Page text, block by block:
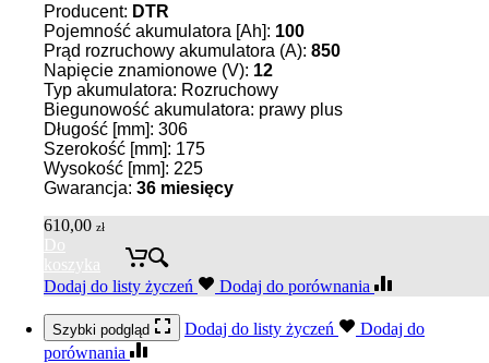
Producent: DTR
Pojemność akumulatora [Ah]: 100
Prąd rozruchowy akumulatora (A): 850
Napięcie znamionowe (V): 12
Typ akumulatora: Rozruchowy
Biegunowość akumulatora: prawy plus
Długość [mm]: 306
Szerokość [mm]: 175
Wysokość [mm]: 225
Gwarancja: 36 miesięcy
610,00 zł
Do
koszyka
Dodaj do listy życzeń
Dodaj do porównania
Szybki podgląd Dodaj do listy życzeń
Dodaj do
porównania